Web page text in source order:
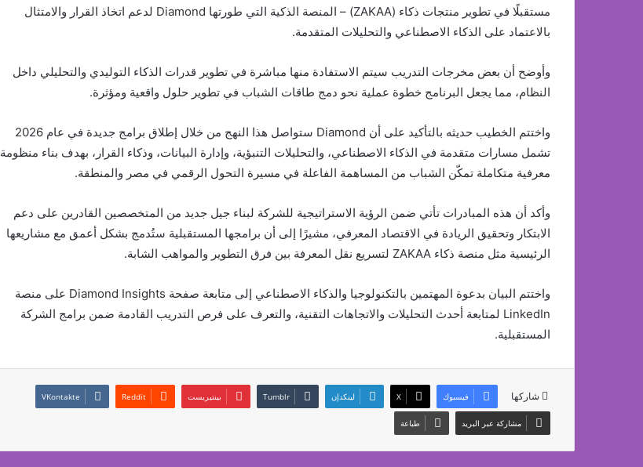
مستقبلًا في تطوير منتجات ذكاء (ZAKAA) – المنصة الذكية التي طورتها Diamond لدعم اتخاذ القرار والامتثال
بالاعتماد على الذكاء الاصطناعي والتحليلات المتقدمة.
وأوضح أن بعض مخرجات التدريب سيتم الاستفادة منها مباشرة في تطوير قدرات الذكاء التوليدي والتحليلي داخل
النظام، مما يجعل البرنامج خطوة عملية نحو دمج طاقات الشباب في تطوير حلول واقعية ومؤثرة.
واختتم الخطيب حديثه بالتأكيد على أن Diamond ستواصل هذا النهج من خلال إطلاق برامج جديدة في عام 2026
تشمل مسارات متقدمة في الذكاء الاصطناعي، والتحليلات التنبؤية، وإدارة البيانات، وذكاء القرار، بهدف بناء منظومة
معرفية متكاملة تمكّن الشباب من المساهمة الفاعلة في مسيرة التحول الرقمي في مصر والمنطقة.
وأكد أن هذه المبادرات تأتي ضمن الرؤية الاستراتيجية للشركة لبناء جيل جديد من المتخصصين القادرين على دعم
الابتكار وتحقيق الريادة في الاقتصاد المعرفي، مشيرًا إلى أن برامجها المستقبلية ستُدمج بشكل أعمق مع مشاريعها
الرئيسية مثل منصة ذكاء ZAKAA لتسريع نقل المعرفة بين فرق التطوير والمواهب الشابة.
واختتم البيان بدعوة المهتمين بالتكنولوجيا والذكاء الاصطناعي إلى متابعة صفحة Diamond Insights على منصة
LinkedIn لمتابعة أحدث التحليلات والاتجاهات التقنية، والتعرف على فرص التدريب القادمة ضمن برامج الشركة
المستقبلية.
شاركها فيسبوك ‫X لينكدإن بينتيريست
مشاركة عبر البريد طباعة